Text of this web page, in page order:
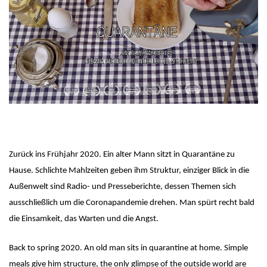
Zurück ins Frühjahr 2020. Ein alter Mann sitzt in Quarantäne zu
Hause. Schlichte Mahlzeiten geben ihm Struktur, einziger Blick in die
Außenwelt sind Radio- und Presseberichte, dessen Themen sich
ausschließlich um die Coronapandemie drehen. Man spürt recht bald
die Einsamkeit, das Warten und die Angst.
Back to spring 2020. An old man sits in quarantine at home. Simple
meals give him structure, the only glimpse of the outside world are